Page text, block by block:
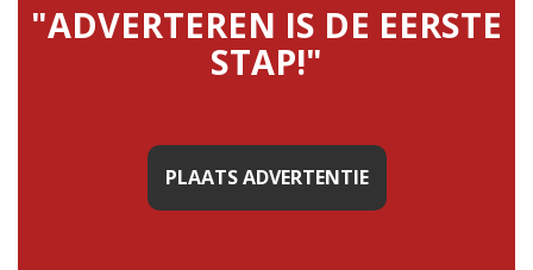
"ADVERTEREN IS DE EERSTE
STAP!"
PLAATS ADVERTENTIE